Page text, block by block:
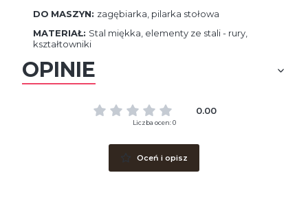
DO MASZYN: zagębiarka, pilarka stołowa
MATERIAŁ: Stal miękka, elementy ze stali - rury,
kształtowniki
OPINIE
0.00
Liczba ocen: 0
Oceń i opisz